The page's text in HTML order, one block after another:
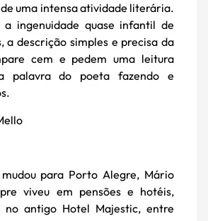
de uma intensa atividade literária.
ingenuidade quase infantil de
a descrição simples e precisa da
cem e pedem uma leitura
palavra do poeta fazendo e
para Porto Alegre, Mário
viveu em pensões e hotéis,
no antigo Hotel Majestic, entre